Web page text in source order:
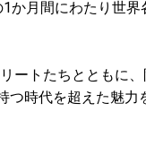
か月間にわたり世
ートたちとともに、
つ時代を超えた魅力